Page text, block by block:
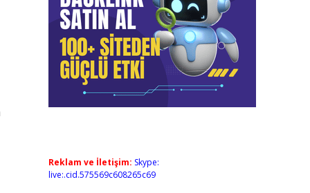
Reklam ve İletişim: Skype:
live:.cid.575569c608265c69